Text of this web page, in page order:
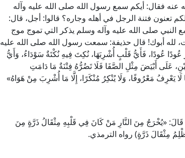
فقال: أيكم سمع رسول الله صلى الله عليه وآله
تعنون فتنة الرجل في أهله وجاره؟ قالوا: أجل، قال:
النبي صلى الله عليه وآله وسلم يذكر التي تموج موج
لله أبوك! قال حذيفة: سمعت رسول الله صلى الله عليه
عُودًا، فَأَيُّ قَلْبٍ أُشْرِبَهَا، نُكِتَ فِيهِ نُكْتَةٌ سَوْدَاءُ، وَأَيُّ
عَلَى أَبْيَضَ مِثْلِ الصَّفَا فَلَا تَضُرُّهُ فِتْنَةٌ مَا دَامَتِ
يَعْرِفُ مَعْرُوفًا، وَلَا يُنْكِرُ مُنْكَرًا، إِلَّا مَا أُشْرِبَ مِنْ هَوَاهُ»
«يُخْرَجُ مِنَ النَّارِ مَنْ كَانَ فِي قَلْبِهِ مِثْقَالُ ذَرَّةٍ مِنَ
مِثْقَالَ ذَرَّةٍ) رواه الترمذي.